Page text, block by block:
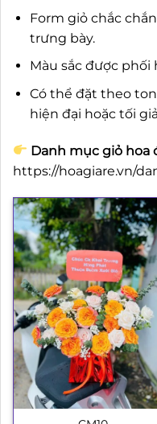
Form giỏ chắc
trưng bày.
Màu sắc được phối
Có thể đặt theo
hiện đại hoặc tối
Danh mục giỏ hoa
https://hoagiare.vn/